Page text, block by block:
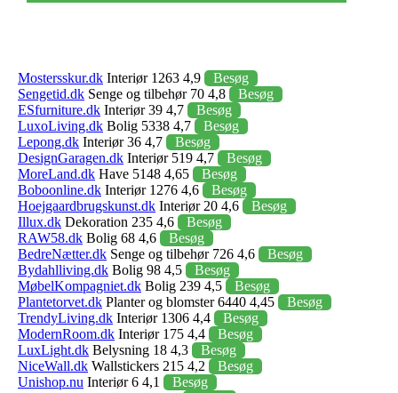
Mostersskur.dk Interiør 1263 4,9
Besøg
Sengetid.dk Senge og tilbehør 70 4,8
Besøg
ESfurniture.dk Interiør 39 4,7
Besøg
LuxoLiving.dk Bolig 5338 4,7
Besøg
Lepong.dk Interiør 36 4,7
Besøg
DesignGaragen.dk Interiør 519 4,7
Besøg
MoreLand.dk Have 5148 4,65
Besøg
Boboonline.dk Interiør 1276 4,6
Besøg
Hoejgaardbrugskunst.dk Interiør 20 4,6
Besøg
Illux.dk Dekoration 235 4,6
Besøg
RAW58.dk Bolig 68 4,6
Besøg
BedreNætter.dk Senge og tilbehør 726 4,6
Besøg
Bydahlliving.dk Bolig 98 4,5
Besøg
MøbelKompagniet.dk Bolig 239 4,5
Besøg
Plantetorvet.dk Planter og blomster 6440 4,45
Besøg
TrendyLiving.dk Interiør 1306 4,4
Besøg
ModernRoom.dk Interiør 175 4,4
Besøg
LuxLight.dk Belysning 18 4,3
Besøg
NiceWall.dk Wallstickers 215 4,2
Besøg
Unishop.nu Interiør 6 4,1
Besøg